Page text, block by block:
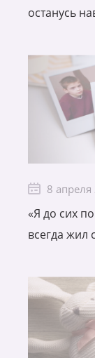
останусь
8 апреля
«Я до сих
всегда жил